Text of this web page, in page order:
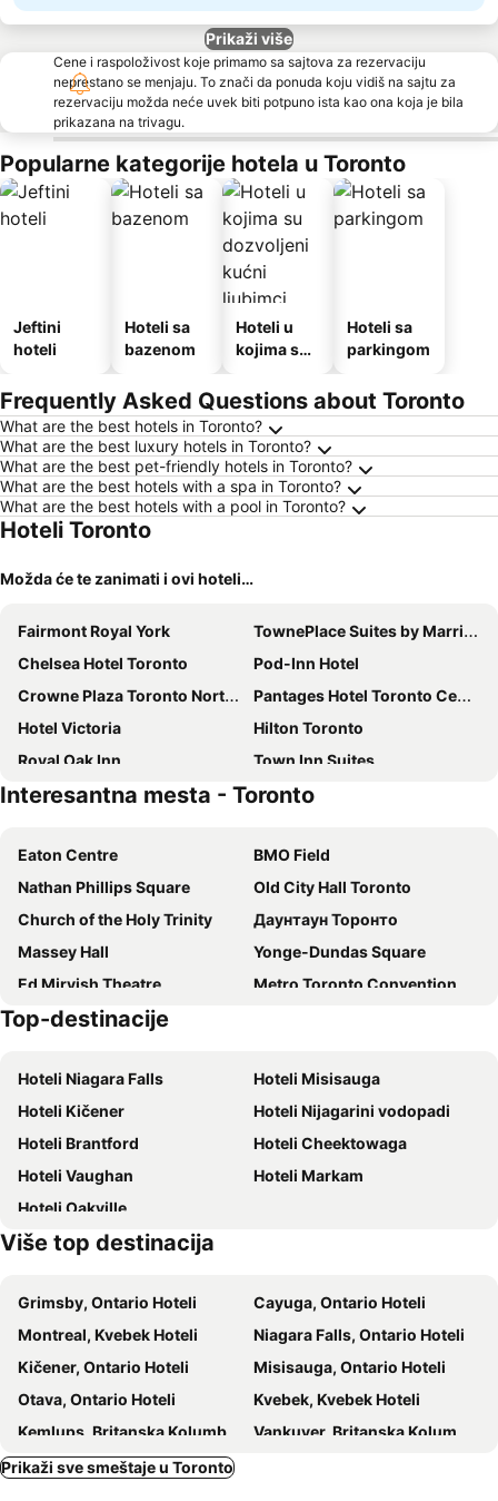
Prikaži više
Cene i raspoloživost koje primamo sa sajtova za rezervaciju
neprestano se menjaju. To znači da ponuda koju vidiš na sajtu za
rezervaciju možda neće uvek biti potpuno ista kao ona koja je bila
prikazana na trivagu.
Popularne kategorije hotela u Toronto
Jeftini
hoteli
Hoteli sa
bazenom
Hoteli u
kojima su
kućni
ljubimci
Hoteli sa
parkingom
Frequently Asked Questions about Toronto
What are the best hotels in Toronto?
What are the best luxury hotels in Toronto?
What are the best pet-friendly hotels in Toronto?
What are the best hotels with a spa in Toronto?
What are the best hotels with a pool in Toronto?
Hoteli Toronto
Možda će te zanimati i ovi hoteli…
Fairmont Royal York
TownePlace Suites by Marriott Mississauga-Airport Corporate Centre
Chelsea Hotel Toronto
Pod-Inn Hotel
Crowne Plaza Toronto North York
Pantages Hotel Toronto Centre
Hotel Victoria
Hilton Toronto
Royal Oak Inn
Town Inn Suites
Revery Toronto Downtown, Curio Collection by Hilton
Lum The Queen
Hotel Grand Toronto
Hostel Toronto
Interesantna mesta - Toronto
Eaton Centre
BMO Field
Nathan Phillips Square
Old City Hall Toronto
Church of the Holy Trinity
Даунтаун Торонто
Massey Hall
Yonge-Dundas Square
Ed Mirvish Theatre
Metro Toronto Convention Centre
Dove
Woodbine Beach
Yorkdale Shopping Centre
Oshawa airport
Top-destinacije
Hoteli Niagara Falls
Hoteli Misisauga
Hoteli Kičener
Hoteli Nijagarini vodopadi
Hoteli Brantford
Hoteli Cheektowaga
Hoteli Vaughan
Hoteli Markam
Hoteli Oakville
Više top destinacija
Grimsby, Ontario Hoteli
Cayuga, Ontario Hoteli
Montreal, Kvebek Hoteli
Niagara Falls, Ontario Hoteli
Kičener, Ontario Hoteli
Misisauga, Ontario Hoteli
Otava, Ontario Hoteli
Kvebek, Kvebek Hoteli
Kemlups, Britanska Kolumbija Hoteli
Vankuver, Britanska Kolumbija Hoteli
Prikaži sve smeštaje u Toronto